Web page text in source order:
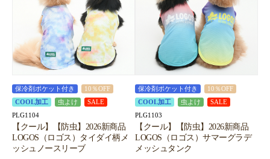
保冷剤ポケット付き
10％OFF
COOL加工
虫よけ SALE
PLG1104
【クール】【防虫】2026新商品
LOGOS（ロゴス）タイダイ柄メ
ッシュノースリーブ
保冷剤ポケット付き
10％OFF
COOL加工
虫よけ SALE
PLG1103
【クール】【防虫】2026新商品
LOGOS（ロゴス）サマーグラデ
メッシュタンク